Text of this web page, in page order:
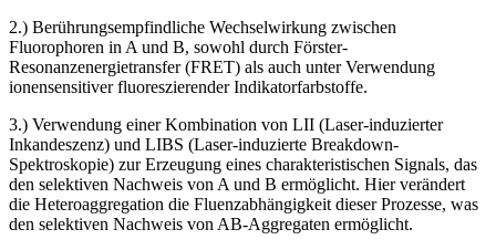
2.) Berührungsempfindliche Wechselwirkung zwischen
Fluorophoren in A und B, sowohl durch Förster-
Resonanzenergietransfer (FRET) als auch unter Verwendung
ionensensitiver fluoreszierender Indikatorfarbstoffe.
3.) Verwendung einer Kombination von LII (Laser-induzierter
Inkandeszenz) und LIBS (Laser-induzierte Breakdown-
Spektroskopie) zur Erzeugung eines charakteristischen Signals, das
den selektiven Nachweis von A und B ermöglicht. Hier verändert
die Heteroaggregation die Fluenzabhängigkeit dieser Prozesse, was
den selektiven Nachweis von AB-Aggregaten ermöglicht.